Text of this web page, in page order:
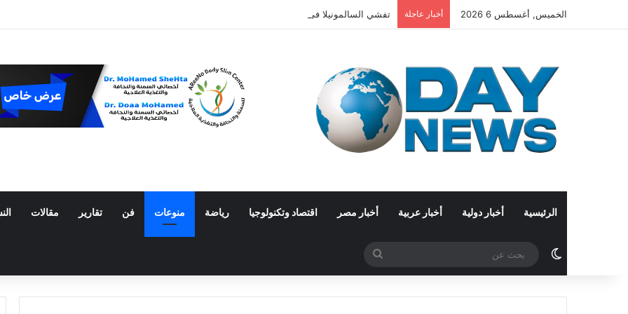
الخميس, أغسطس 6 2026 أخبار عاجلة تفشي السالمونيلا في 27 ولاية أمريكية.. الاشتباه بفلفل هالبينو مستورد من المكسيك
الرئيسية أخبار دولية أخبار عربية أخبار مصر اقتصاد وتكنولوجيا رياضة منوعات فن تقارير مقالات
الوضع المظلم
بحث
عن